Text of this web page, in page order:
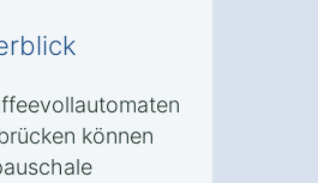
können